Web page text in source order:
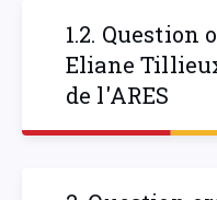
1.2. Question
Eliane
de l'ARES